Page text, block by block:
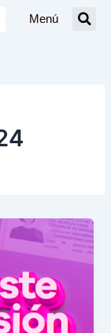
Menú